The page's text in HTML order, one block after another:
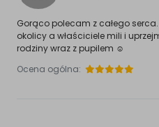
Gorąco polecam z całego
okolicy a właściciele mili i
rodziny wraz z pupilem ☺️
Ocena ogólna: